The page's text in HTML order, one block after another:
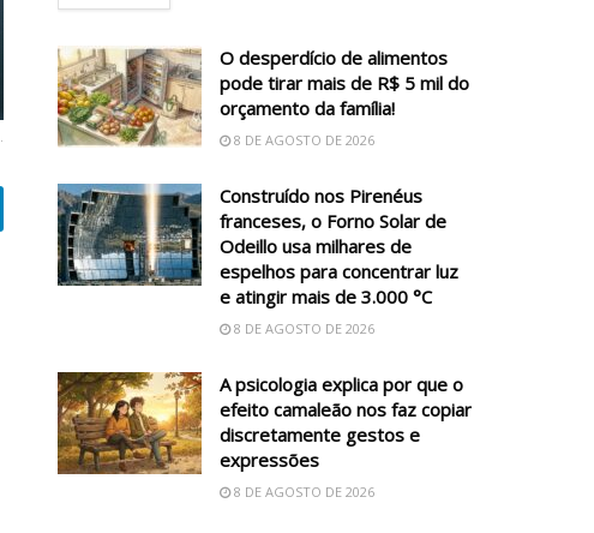
O desperdício de alimentos
pode tirar mais de R$ 5 mil do
orçamento da família!
8 DE AGOSTO DE 2026
Construído nos Pirenéus
franceses, o Forno Solar de
Odeillo usa milhares de
espelhos para concentrar luz
e atingir mais de 3.000 °C
8 DE AGOSTO DE 2026
A psicologia explica por que o
efeito camaleão nos faz copiar
discretamente gestos e
expressões
8 DE AGOSTO DE 2026